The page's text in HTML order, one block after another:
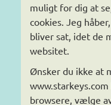
muligt for dig at
cookies. Jeg
bliver sat, idet de
websitet.
Ønsker du ikke at
browsere, vælge